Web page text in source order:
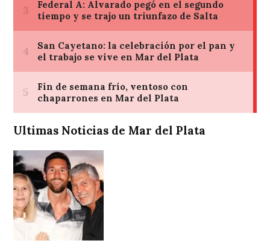
Ultimas Noticias de Mar del Plata